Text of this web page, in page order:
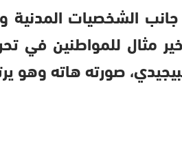
الشخصيات المدنية
مثال للمواطنين في
صورته هاته وهو